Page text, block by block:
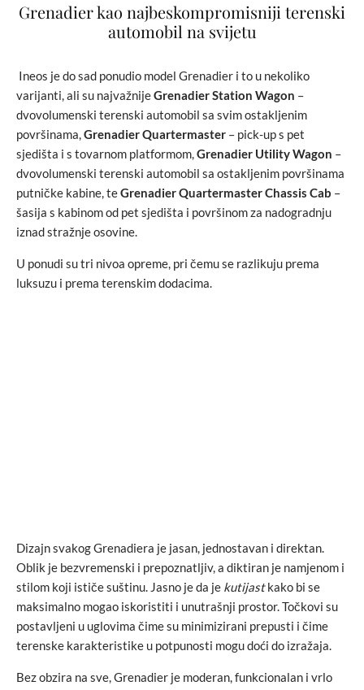
Grenadier kao najbeskompromisniji terenski
automobil na svijetu
Ineos je do sad ponudio model Grenadier i to u nekoliko
varijanti, ali su najvažnijeGrenadier Station Wagon –
dvovolumenski terenski automobil sa svim ostakljenim
površinama,Grenadier Quartermaster – pick-up s pet
sjedišta i s tovarnom platformom,Grenadier Utility Wagon –
dvovolumenski terenski automobil sa ostakljenim površinama
putničke kabine, teGrenadier Quartermaster Chassis Cab –
šasija s kabinom od pet sjedišta i površinom za nadogradnju
iznad stražnje osovine.
U ponudi su tri nivoa opreme, pri čemu se razlikuju prema
luksuzu i prema terenskim dodacima.
Dizajn svakog Grenadiera je jasan, jednostavan i direktan.
Oblik je bezvremenski i prepoznatljiv, a diktiran je namjenom i
stilom koji ističe suštinu. Jasno je da je kutijastkako bi se
maksimalno mogao iskoristiti i unutrašnji prostor. Točkovi su
postavljeni u uglovima čime su minimizirani prepusti i čime
terenske karakteristike u potpunosti mogu doći do izražaja.
Bez obzira na sve, Grenadier je moderan, funkcionalan i vrlo